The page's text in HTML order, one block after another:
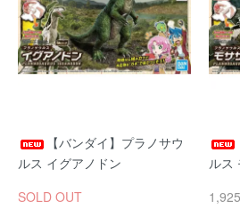
【バンダイ】プラノサウ
ルス イグアノドン
SOLD OUT
ルス